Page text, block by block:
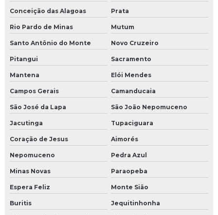
Conceição das Alagoas Prata
Rio Pardo de Minas Mutum
Santo Antônio do Monte Novo Cruzeiro
Pitangui Sacramento
Mantena Elói Mendes
Campos Gerais Camanducaia
São José da Lapa São João Nepomuceno
Jacutinga Tupaciguara
Coração de Jesus Aimorés
Nepomuceno Pedra Azul
Minas Novas Paraopeba
Espera Feliz Monte Sião
Buritis Jequitinhonha